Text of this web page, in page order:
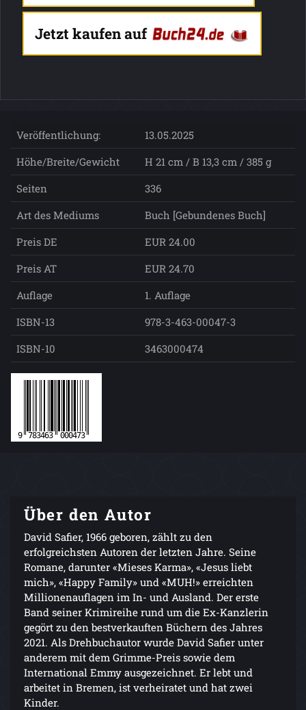
Jetzt kaufen auf
Veröffentlichung:
13.05.2025
Höhe/Breite/Gewicht
H 21 cm / B 13,3 cm / 385 g
Seiten
336
Art des Mediums
Buch [Gebundenes Buch]
Preis DE
EUR 24.00
Preis AT
EUR 24.70
Auflage
1. Auflage
ISBN-13
978-3-463-00047-3
ISBN-10
3463000474
Über den Autor
David Safier, 1966 geboren, zählt zu den
erfolgreichsten Autoren der letzten Jahre. Seine
Romane, darunter «Mieses Karma», «Jesus liebt
mich», «Happy Family» und «MUH!» erreichten
Millionenauflagen im In- und Ausland. Der erste
Band seiner Krimireihe rund um die Ex-Kanzlerin
gegört zu den bestverkauften Büchern des Jahres
2021. Als Drehbuchautor wurde David Safier unter
anderem mit dem Grimme-Preis sowie dem
International Emmy ausgezeichnet. Er lebt und
arbeitet in Bremen, ist verheiratet und hat zwei
Kinder.